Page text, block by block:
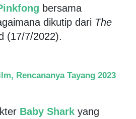
bersama
dikutip dari The
(17/7/2022).
Rencananya Tayang 2023
Baby Shark yang